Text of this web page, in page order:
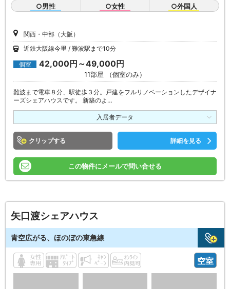
○男性 ○女性 ○外国人
関西・中部（大阪）
近鉄大阪線今里
難波駅まで10分
個室 42,000円～49,000円
11部屋 （個室のみ）
難波まで電車８分、駅徒歩３分。戸建をフルリノベーションしたデザイナ
ーズシェアハウスです。 新築のよ…
入居者データ
クリップ 詳細を見る
この物件にメールで問い合せる
矢口渡シェアハウス
青空広がる、ほのぼの東急線
空室